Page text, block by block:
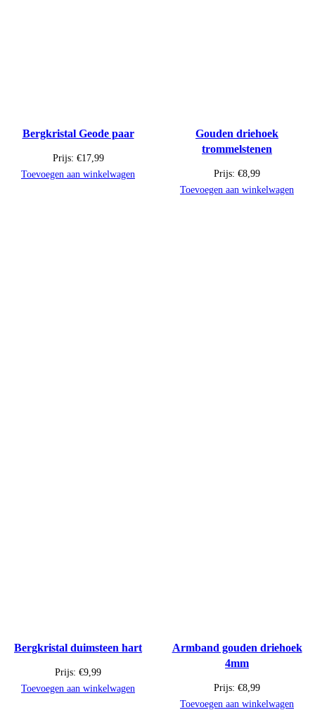
Bergkristal Geode paar
Prijs: €17,99
Toevoegen aan winkelwagen
Gouden driehoek
trommelstenen
Prijs: €8,99
Toevoegen aan winkelwagen
Bergkristal duimsteen hart
Prijs: €9,99
Toevoegen aan winkelwagen
Armband gouden driehoek
4mm
Prijs: €8,99
Toevoegen aan winkelwagen